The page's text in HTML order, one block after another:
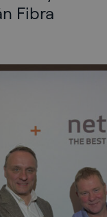
Fibra